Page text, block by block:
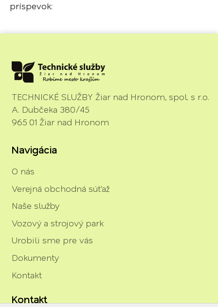
príspevok:
TECHNICKÉ SLUŽBY Žiar nad Hronom, spol. s r.o.
A. Dubčeka 380/45
965 01 Žiar nad Hronom
Navigácia
O nás
Verejná obchodná súťaž
Naše služby
Vozový a strojový park
Urobili sme pre vás
Dokumenty
Kontakt
Kontakt